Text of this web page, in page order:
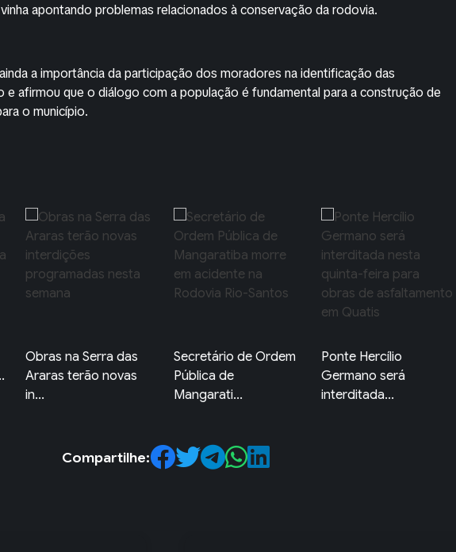
apontando problemas relacionados à conservação da rodovia.
a importância da participação dos moradores na identificação das
e afirmou que o diálogo com a população é fundamental para a construção de
o município.
Obras na Serra das
Araras terão novas
in...
Secretário de Ordem
Pública de
Mangarati...
Ponte Hercílio
Germano será
interditada...
Compartilhe: